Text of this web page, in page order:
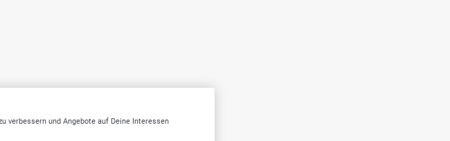
verbessern und Angebote auf Deine Interessen